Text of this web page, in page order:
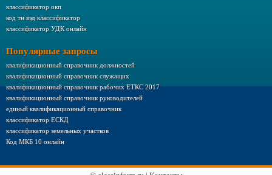
классификатор окп
код тн вэд классификатор
классификатор УДК онлайн
Популярные запросы
квалификационный справочник должностей
квалификационный справочник служащих
квалификационный справочник рабочих ЕТКС 2017
квалификационный справочник руководителей
единый квалификационный справочник
классификатор ЕСКД
классификатор земельных участков
Код МКБ 10 онлайн